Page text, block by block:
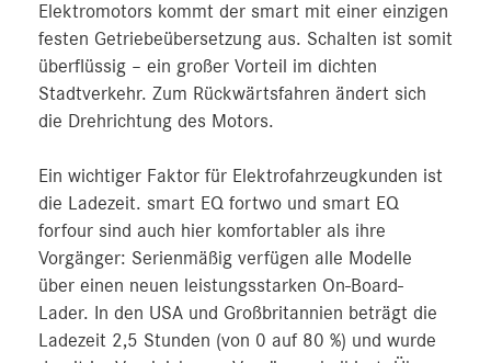
Elektromotors kommt der smart mit einer einzigen
festen Getriebeübersetzung aus. Schalten ist somit
überflüssig – ein großer Vorteil im dichten
Stadtverkehr. Zum Rückwärtsfahren ändert sich
die Drehrichtung des Motors.
Ein wichtiger Faktor für Elektrofahrzeugkunden ist
die Ladezeit. smart EQ fortwo und smart EQ
forfour sind auch hier komfortabler als ihre
Vorgänger: Serienmäßig verfügen alle Modelle
über einen neuen leistungsstarken On-Board-
Lader. In den USA und Großbritannien beträgt die
Ladezeit 2,5 Stunden (von 0 auf 80 %) und wurde